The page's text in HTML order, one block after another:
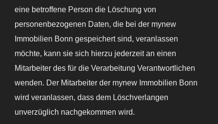
eine betroffene Person die Löschung von
personenbezogenen Daten, die bei der mynew
Immobilien Bonn gespeichert sind, veranlassen
möchte, kann sie sich hierzu jederzeit an einen
Mitarbeiter des für die Verarbeitung Verantwortlichen
wenden. Der Mitarbeiter der mynew Immobilien Bonn
wird veranlassen, dass dem Löschverlangen
unverzüglich nachgekommen wird.